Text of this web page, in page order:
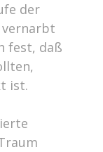
der
vernarbt
fest, daß
ist.